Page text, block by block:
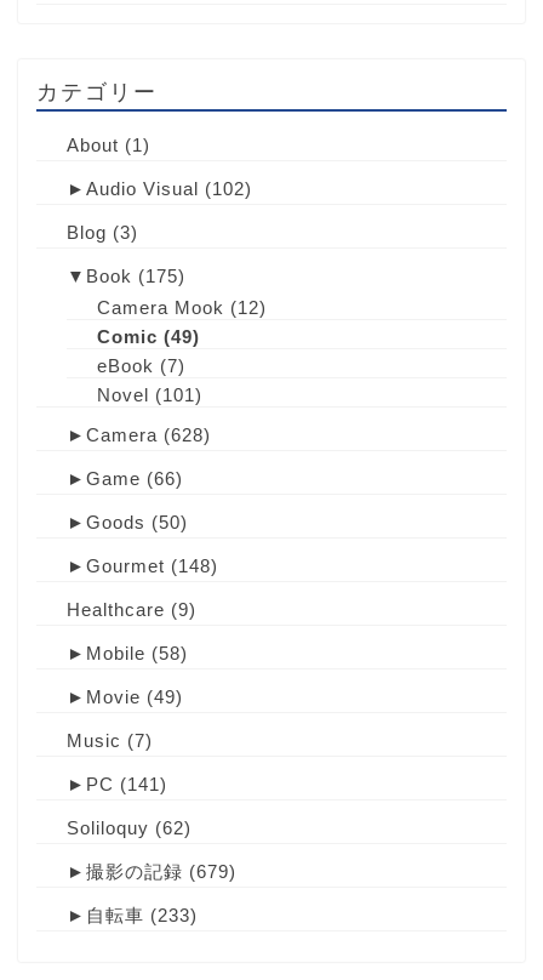
カテゴリー
About (1)
► Audio Visual (102)
Blog (3)
▼ Book (175)
Camera Mook (12)
Comic (49)
eBook (7)
Novel (101)
► Camera (628)
► Game (66)
► Goods (50)
► Gourmet (148)
Healthcare (9)
► Mobile (58)
► Movie (49)
Music (7)
► PC (141)
Soliloquy (62)
► 撮影の記録 (679)
► 自転車 (233)